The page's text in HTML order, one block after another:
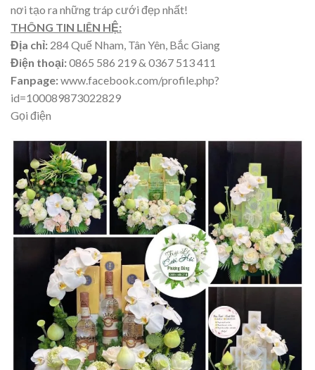
nơi tạo ra những tráp cưới đẹp nhất!
THÔNG TIN LIÊN HỆ:
Địa chỉ: 284 Quế Nham, Tân Yên, Bắc Giang
Điện thoại:0865 586 219 & 0367 513 411
Fanpage:www.facebook.com/profile.php?
id=100089873022829
Gọi điện